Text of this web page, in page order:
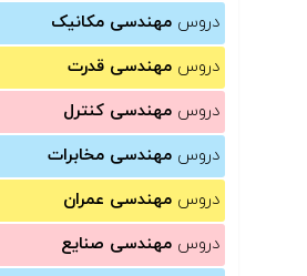
دروس مهندسی مکانیک
دروس مهندسی قدرت
دروس مهندسی کنترل
دروس مهندسی مخابرات
دروس مهندسی عمران
دروس مهندسی صنایع